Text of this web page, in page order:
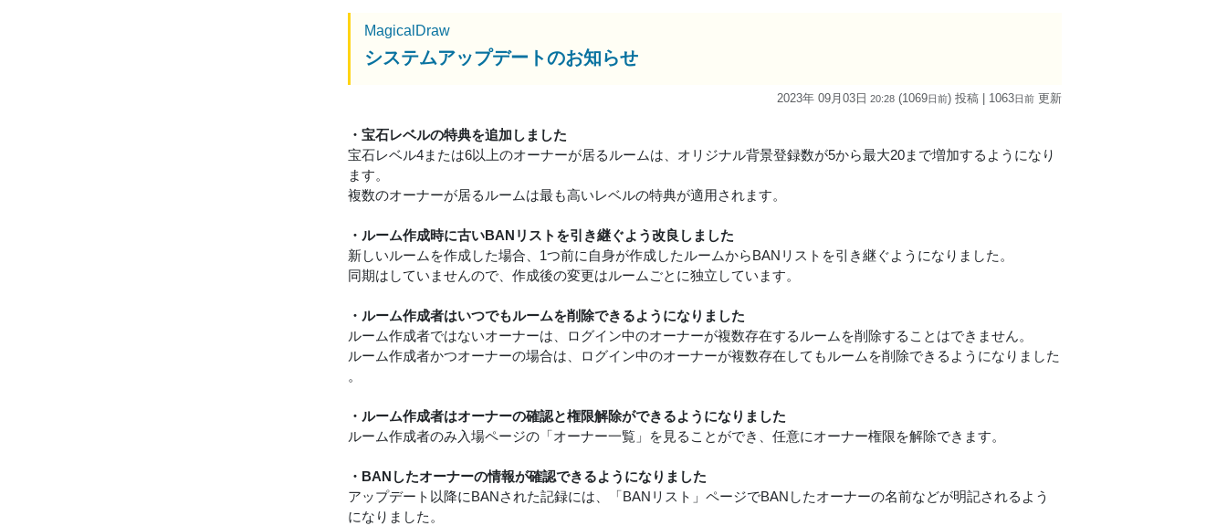
MagicalDraw
システムアップデートのお知らせ
2023年 09月03日 20:28 (1069日前) 投稿 | 1063日前 更新
・宝石レベルの特典を追加しました
宝石レベル4または6以上のオーナーが居るルームは、オリジナル背景登録数が5から最大20まで増加するようになり
ます。
複数のオーナーが居るルームは最も高いレベルの特典が適用されます。
・ルーム作成時に古いBANリストを引き継ぐよう改良しました
新しいルームを作成した場合、1つ前に自身が作成したルームからBANリストを引き継ぐようになりました。
同期はしていませんので、作成後の変更はルームごとに独立しています。
・ルーム作成者はいつでもルームを削除できるようになりました
ルーム作成者ではないオーナーは、ログイン中のオーナーが複数存在するルームを削除することはできません。
ルーム作成者かつオーナーの場合は、ログイン中のオーナーが複数存在してもルームを削除できるようになりました
。
・ルーム作成者はオーナーの確認と権限解除ができるようになりました
ルーム作成者のみ入場ページの「オーナー一覧」を見ることができ、任意にオーナー権限を解除できます。
・BANしたオーナーの情報が確認できるようになりました
アップデート以降にBANされた記録には、「BANリスト」ページでBANしたオーナーの名前などが明記されるよう
になりました。